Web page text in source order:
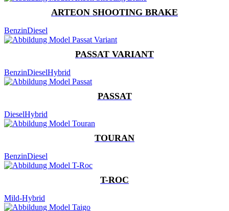
ARTEON SHOOTING BRAKE
BenzinDiesel
PASSAT VARIANT
BenzinDieselHybrid
PASSAT
DieselHybrid
TOURAN
BenzinDiesel
T-ROC
Mild-Hybrid